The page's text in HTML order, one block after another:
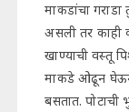
माकडांचा गराडा
असली तर काही
खाण्याची वस्तू
माकडे ओढून घेऊन
बसतात. पोटाची